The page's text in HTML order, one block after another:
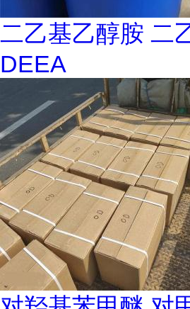
二乙基乙醇胺 二
DEEA